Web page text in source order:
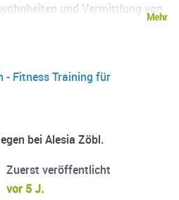
und Vermittlung von
werden und dich näher an
mich dass du zu mir gefunden
Mehr
- Fitness Training für
bei Alesia Zöbl.
Zuerst veröffentlicht
vor 5 J.